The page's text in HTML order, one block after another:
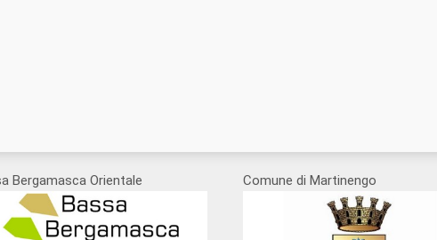
Bergamasca Orientale Comune di Martinengo